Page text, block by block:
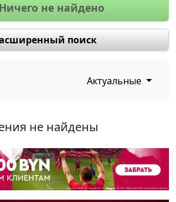
Ничего не найдено
поиск
Актуальные
не найдены